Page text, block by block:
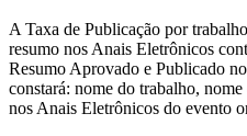
A Taxa de Publicação por
resumo nos Anais Eletrônicos
Resumo Aprovado e Publicado
constará: nome do trabalho,
nos Anais Eletrônicos do evento